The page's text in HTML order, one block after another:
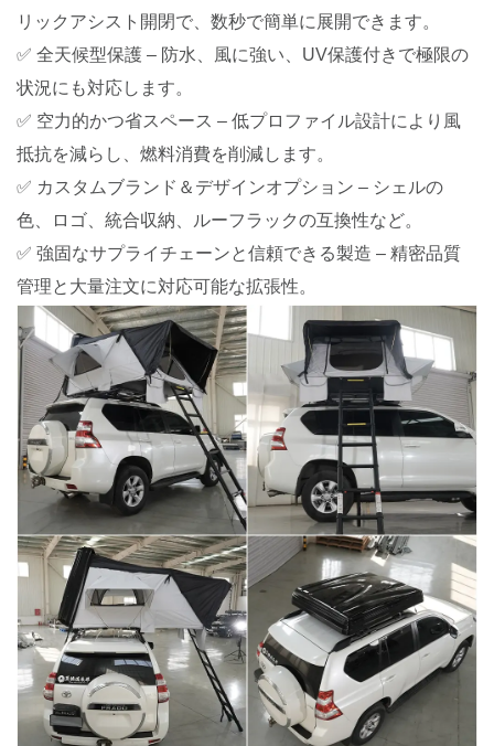
リックアシスト開閉で、数秒で簡単に展開できます。
✅ 全天候型保護 – 防水、風に強い、UV保護付きで極限の
状況にも対応します。
✅ 空力的かつ省スペース – 低プロファイル設計により風
抵抗を減らし、燃料消費を削減します。
✅ カスタムブランド＆デザインオプション – シェルの
色、ロゴ、統合収納、ルーフラックの互換性など。
✅ 強固なサプライチェーンと信頼できる製造 – 精密品質
管理と大量注文に対応可能な拡張性。